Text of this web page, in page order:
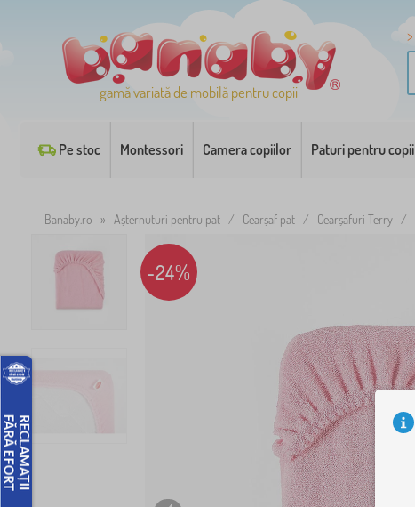
gamă variată de mobilă pentru copii
Pe stoc Montessori Camera copiilor Paturi pentru copii
Banaby.ro » Așternuturi pentru pat / Cearșaf pat / Cearșafuri Terry /
-24%